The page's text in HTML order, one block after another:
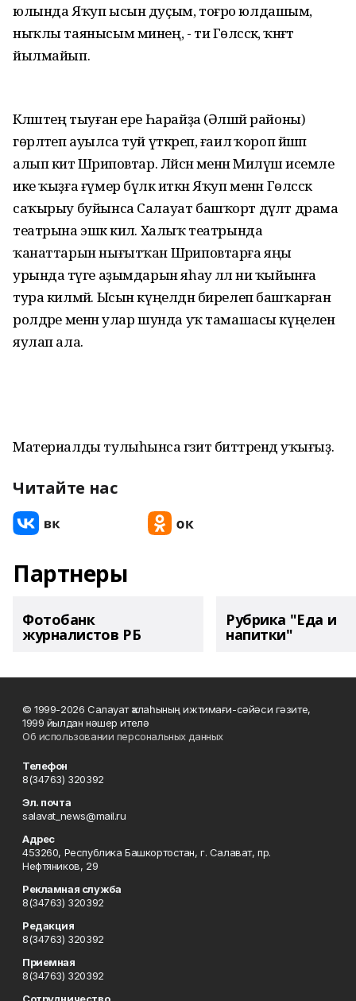
юлында Яҡуп ысын дуҫым, тоғро юлдашым,
ныҡлы таянысым минең, - ти Гөлсәсәк, ҡәнәғәт
йылмайып.
Кәләштең тыуған ере Һарайҙа (Әлшәй районы)
гөрләтеп ауылса туй үткәреп, ғаилә ҡороп йәшәп
алып китә Шәриповтар. Ләйсән менән Миләүшә исемле
ике ҡыҙға ғүмер бүләк иткән Яҡуп менән Гөлсәсәк
саҡырыу буйынса Салауат башҡорт дәүләт драма
театрына эшкә килә. Халыҡ театрында
ҡанаттарын нығытҡан Шәриповтарға яңы
урында тәүге аҙымдарын яһау әллә ни ҡыйынға
тура килмәй. Ысын күңелдән бирелеп башҡарған
ролдәре менән улар шунда уҡ тамашасы күңелен
яулап ала.
Материалды тулыһынса гәзит биттәрендә уҡығыҙ.
Читайте нас
Партнеры
Фотобанк
журналистов РБ
Рубрика "Еда и
напитки"
© 1999-2026 Салауат ҡалаһының ижтимағи-сәйәси гәзите,
1999 йылдан нәшер ителә
Об использовании персональных данных
Телефон
8(34763) 320392
Эл. почта
salavat_news@mail.ru
Адрес
453260, Республика Башкортостан, г. Салават, пр.
Нефтяников, 29
Рекламная служба
8(34763) 320392
Редакция
8(34763) 320392
Приемная
8(34763) 320392